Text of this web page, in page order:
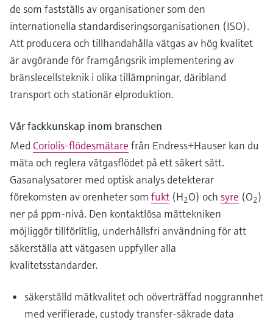
de som fastställs av organisationer som den
internationella standardiseringsorganisationen (ISO).
Att producera och tillhandahålla vätgas av hög kvalitet
är avgörande för framgångsrik implementering av
bränslecellsteknik i olika tillämpningar, däribland
transport och stationär elproduktion.
Vår fackkunskap inom branschen
Med Coriolis-flödesmätare från Endress+Hauser kan du
mäta och reglera vätgasflödet på ett säkert sätt.
Gasanalysatorer med optisk analys detekterar
förekomsten av orenheter som fukt (H2O) och syre (O2)
ner på ppm-nivå. Den kontaktlösa mättekniken
möjliggör tillförlitlig, underhållsfri användning för att
säkerställa att vätgasen uppfyller alla
kvalitetsstandarder.
säkerställd mätkvalitet och oöverträffad noggrannhet
med verifierade, custody transfer-säkrade data